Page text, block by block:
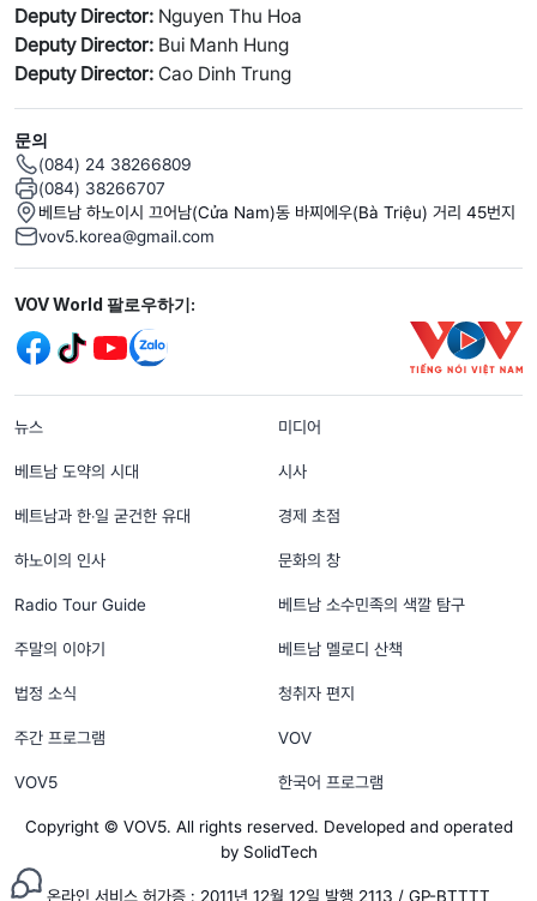
Deputy Director: Nguyen Thu Hoa
Deputy Director: Bui Manh Hung
Deputy Director: Cao Dinh Trung
문의
(084) 24 38266809
(084) 38266707
베트남 하노이시 끄어남(Cửa Nam)동 바찌에우(Bà Triệu) 거리 45번지
vov5.korea@gmail.com
Mạng xã hội
VOV World 팔로우하기:
menu footer tiếng Hàn
뉴스 미디어
베트남 도약의 시대 시사
베트남과 한‧일 굳건한 유대 경제 초점
하노이의 인사 문화의 창
Radio Tour Guide 베트남 소수민족의 색깔 탐구
주말의 이야기 베트남 멜로디 산책
법정 소식 청취자 편지
주간 프로그램 VOV
VOV5 한국어 프로그램
Copyright © VOV5. All rights reserved. Developed and operated
by SolidTech
온라인 서비스 허가증 : 2011년 12월 12일 발행 2113 / GP-BTTTT